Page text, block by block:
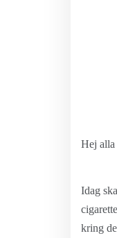
Hej alla
Idag
kring